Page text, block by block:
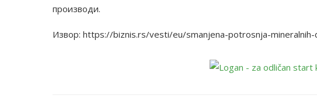
производи.
Извор: https://biznis.rs/vesti/eu/smanjena-potrosnja-